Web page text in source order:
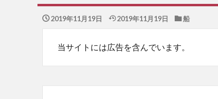
2019年11月19日 2019年11月19日 船
当サイトには広告を含んでいます。